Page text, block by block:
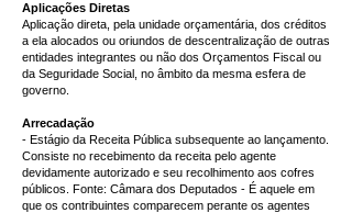
Aplicações Diretas
Aplicação direta, pela unidade orçamentária, dos créditos
a ela alocados ou oriundos de descentralização de outras
entidades integrantes ou não dos Orçamentos Fiscal ou
da Seguridade Social, no âmbito da mesma esfera de
governo.
Arrecadação
- Estágio da Receita Pública subsequente ao lançamento.
Consiste no recebimento da receita pelo agente
devidamente autorizado e seu recolhimento aos cofres
públicos. Fonte: Câmara dos Deputados - É aquele em
que os contribuintes comparecem perante os agentes